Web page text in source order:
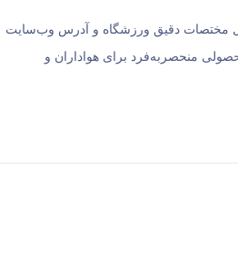
دقیق ورزشگاه و آدرس وب‌سایت
برای هواداران و